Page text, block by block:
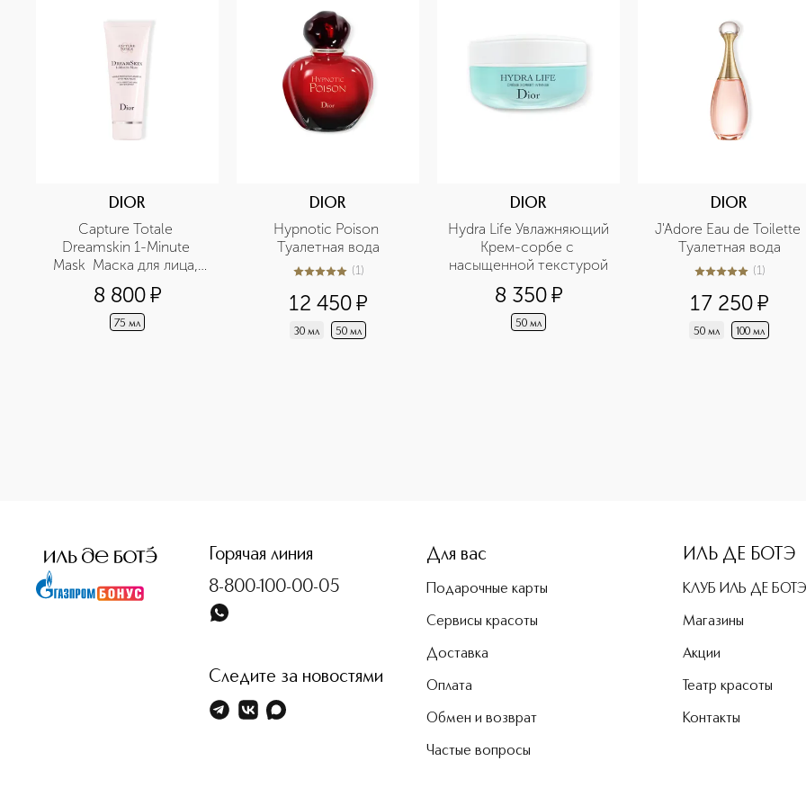
DIOR
Capture Totale
Dreamskin 1-Minute
Mask  Маска для лица,
придающая коже
совершенство
8 800¤
75 мл
DIOR
Hypnotic Poison
Туалетная вода
5из 51 (1)
12 450¤
30 мл 50 мл
DIOR
Hydra Life Увлажняющий
Крем-сорбе с
насыщенной текстурой
8 350¤
50 мл
DIOR
J'Adore Eau de Toilette
Туалетная вода
5из 51 (1)
17 250¤
50 мл 100 мл
Горячая линия
8-800-100-00-05
Следите за новостями
Для вас
Подарочные карты
Сервисы красоты
Доставка
Оплата
Обмен и возврат
Частые вопросы
ИЛЬ ДЕ БОТЭ
КЛУБ ИЛЬ ДЕ БОТЭ
Магазины
Акции
Театр красоты
Контакты